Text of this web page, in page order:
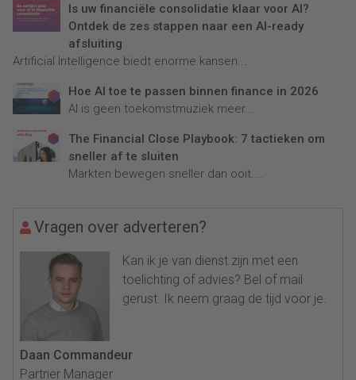
Is uw financiële consolidatie klaar voor AI?
Ontdek de zes stappen naar een AI-ready
afsluiting
Artificial Intelligence biedt enorme kansen...
Hoe AI toe te passen binnen finance in 2026
AI is geen toekomstmuziek meer...
The Financial Close Playbook: 7 tactieken om
sneller af te sluiten
Markten bewegen sneller dan ooit....
Vragen over adverteren?
Kan ik je van dienst zijn met een
toelichting of advies? Bel of mail
gerust. Ik neem graag de tijd voor je.
Daan Commandeur
Partner Manager